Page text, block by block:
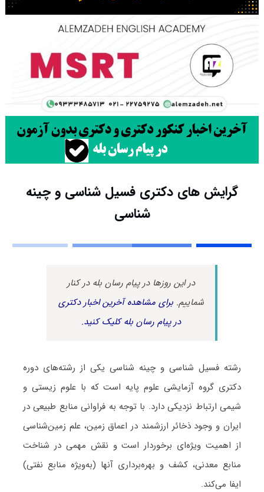
گرایش های دکتری فسیل شناسی و چینه
شناسی
در این روزها در پیام رسان بله در کنار
شماییم.برای مشاهده آخرین اخبار دکتری
در پیام رسان بله کلیک کنید.
رشته فسیل شناسی و چینه شناسی یکی از رشته‌های دوره
دکتری گروه آزمایشی علوم پایه است که با علوم زیستی و
شیمی ارتباط نزدیکی دارد. با توجه به فراوانی منابع طبیعی در
ایران و وجود ذخائر ارزشمند در اعماق زمین، علم زمین‌شناسی
از اهمیت ویژه‌ای برخوردار است و نقش مهمی در شناخت
منابع معدنی، کشف و بهره‌برداری آنها (به‌ویژه منابع نفتی)
ایفا می‌کند.